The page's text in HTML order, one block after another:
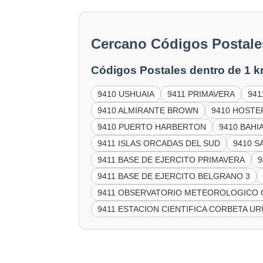
Cercano Códigos
Códigos Postales dentro de 1
9410 USHUAIA 9411 PRIMAVERA
9410 ALMIRANTE BROWN
9410
9410 PUERTO HARBERTON
9410
9411 ISLAS ORCADAS DEL SUD
9410
9411 BASE DE EJERCITO PRIMAVERA
9411 BASE DE EJERCITO BELGRANO 3
9411 OBSERVATORIO METEOROLOGICO
9411 ESTACION CIENTIFICA CORBETA